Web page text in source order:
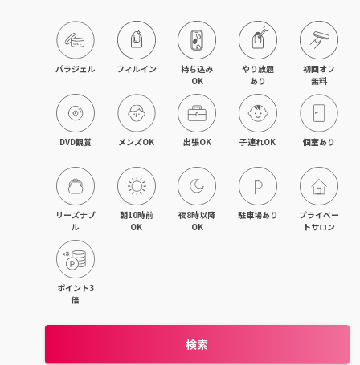
目黒・戸越・武蔵小山
北千住・町屋・亀有
錦糸町・小岩・青砥
吉祥寺・荻窪・三鷹
立川・国立・国分寺
八王子・日野・昭島
日暮里・駒込・千駄木
パラジェル フィルイン
持ち込み
OK
やり放題
あり
初回オフ
無料
DVD観賞 メンズOK 出張OK 子連れOK 個室あり
リーズナブ
ル
朝10時前
OK
夜8時以降
OK
駐車場あり
プライベー
トサロン
ポイント3
倍
検索